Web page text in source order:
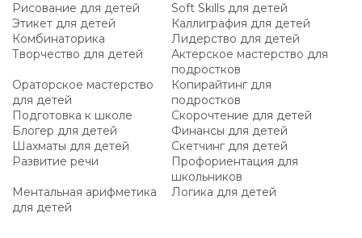
Рисование для детей
Soft Skills для детей
Этикет для детей
Каллиграфия для детей
Комбинаторика
Лидерство для детей
Творчество для детей
Актерское мастерство для
подростков
Ораторское мастерство
для детей
Копирайтинг для
подростков
Подготовка к школе
Скорочтение для детей
Блогер для детей
Финансы для детей
Шахматы для детей
Скетчинг для детей
Развитие речи
Профориентация для
школьников
Ментальная арифметика
для детей
Логика для детей